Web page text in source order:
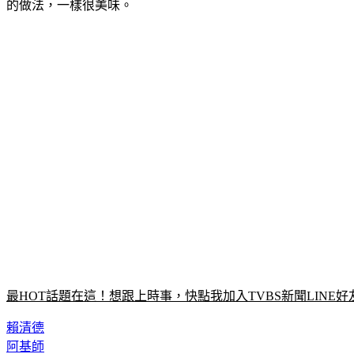
的做法，一樣很美味。
最HOT話題在這！想跟上時事，快點我加入TVBS新聞LINE好
賴清德
阿基師